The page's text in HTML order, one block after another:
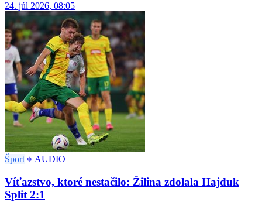
24. júl 2026, 08:05
Šport AUDIO
Víťazstvo, ktoré nestačilo: Žilina zdolala Hajduk
Split 2:1